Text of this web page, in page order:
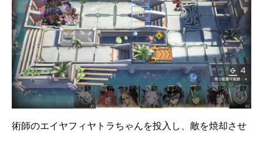
術師のエイヤフィヤトラちゃんを投入し、敵を焼却させ